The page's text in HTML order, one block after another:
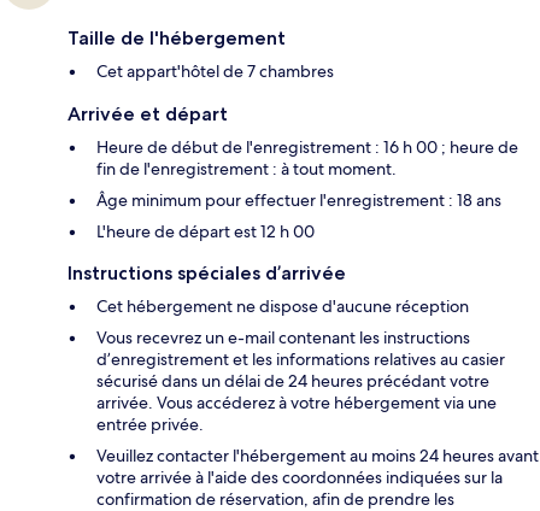
Taille de l'hébergement
Cet appart'hôtel de 7 chambres
Arrivée et départ
Heure de début de l'enregistrement : 16 h 00 ; heure de
fin de l'enregistrement : à tout moment.
Âge minimum pour effectuer l'enregistrement : 18 ans
L'heure de départ est 12 h 00
Instructions spéciales d’arrivée
Cet hébergement ne dispose d'aucune réception
Vous recevrez un e-mail contenant les instructions
d’enregistrement et les informations relatives au casier
sécurisé dans un délai de 24 heures précédant votre
arrivée. Vous accéderez à votre hébergement via une
entrée privée.
Veuillez contacter l'hébergement au moins 24 heures avant
votre arrivée à l'aide des coordonnées indiquées sur la
confirmation de réservation, afin de prendre les